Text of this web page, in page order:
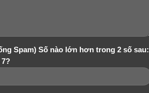
tới tay cho Quý khách và Quý khách gởi
Spam) Số nào lớn hơn trong 2 số sau:
7?